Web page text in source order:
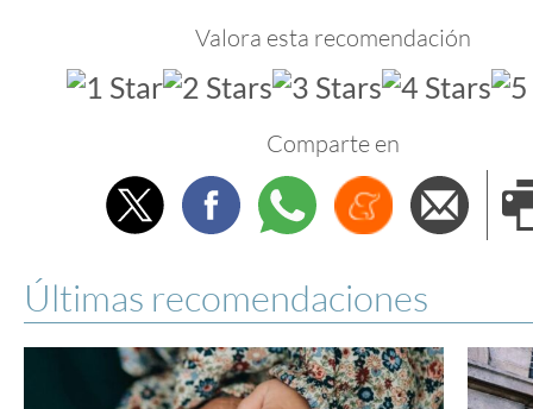
Valora esta recomendación
Comparte en
TwitterFacebookWhatsappMenéame
Últimas recomendaciones